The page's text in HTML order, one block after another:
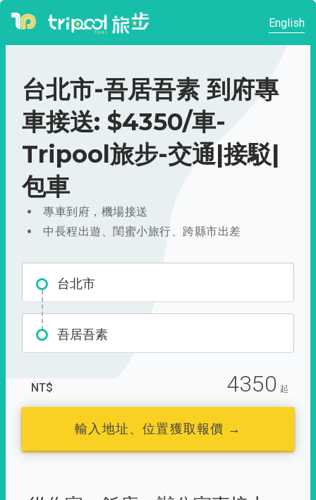
English
台北市-吾居吾素 到府專
車接送: $4350/車-
Tripool旅步-交通|接駁|
包車
專車到府，機場接送
中長程出遊、閨蜜小旅行、跨縣市出差
台北市
吾居吾素
NT$ 4350 起
輸入地址、位置獲取報價 →